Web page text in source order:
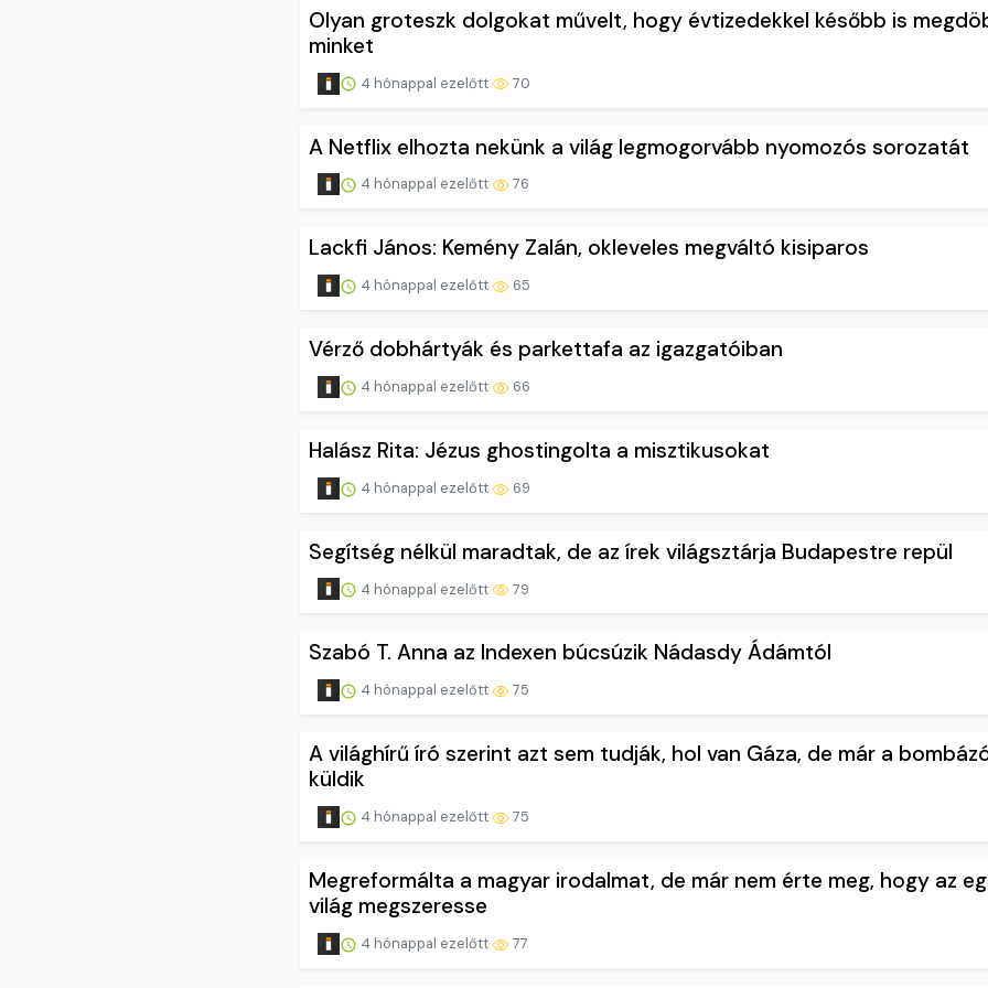
Olyan groteszk dolgokat művelt, hogy évtizedekkel később is
minket
4 hónappal ezelőtt 70
A Netflix elhozta nekünk a világ legmogorvább nyomozós sorozatát
4 hónappal ezelőtt 76
Lackfi János: Kemény Zalán, okleveles megváltó kisiparos
4 hónappal ezelőtt 65
Vérző dobhártyák és parkettafa az igazgatóiban
4 hónappal ezelőtt 66
Halász Rita: Jézus ghostingolta a misztikusokat
4 hónappal ezelőtt 69
Segítség nélkül maradtak, de az írek világsztárja Budapestre repül
4 hónappal ezelőtt 79
Szabó T. Anna az Indexen búcsúzik Nádasdy Ádámtól
4 hónappal ezelőtt 75
A világhírű író szerint azt sem tudják, hol van Gáza, de már a
küldik
4 hónappal ezelőtt 75
Megreformálta a magyar irodalmat, de már nem érte meg, hogy az
világ megszeresse
4 hónappal ezelőtt 77